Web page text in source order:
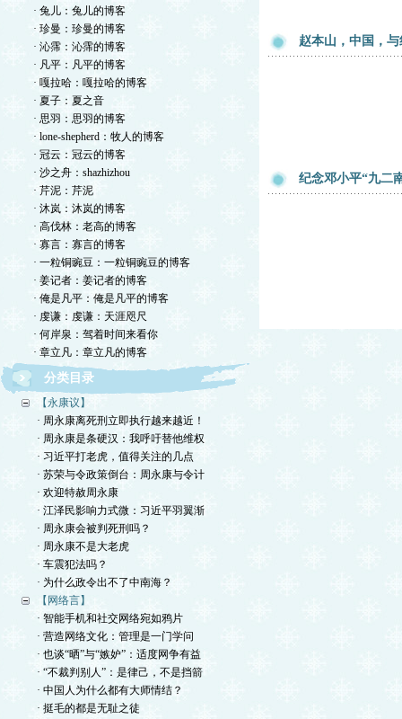
· 兔儿：兔儿的博客
· 珍曼：珍曼的博客
· 沁霈：沁霈的博客
· 凡平：凡平的博客
· 嘎拉哈：嘎拉哈的博客
· 夏子：夏之音
· 思羽：思羽的博客
· lone-shepherd：牧人的博客
· 冠云：冠云的博客
· 沙之舟：shazhizhou
· 芹泥：芹泥
· 沐岚：沐岚的博客
· 高伐林：老高的博客
· 寡言：寡言的博客
· 一粒铜豌豆：一粒铜豌豆的博客
· 姜记者：姜记者的博客
· 俺是凡平：俺是凡平的博客
· 虔谦：虔谦：天涯咫尺
· 何岸泉：驾着时间来看你
· 章立凡：章立凡的博客
分类目录
【永康议】
· 周永康离死刑立即执行越来越近！
· 周永康是条硬汉：我呼吁替他维权
· 习近平打老虎，值得关注的几点
· 苏荣与令政策倒台：周永康与令计
· 欢迎特赦周永康
· 江泽民影响力式微：习近平羽翼渐
· 周永康会被判死刑吗？
· 周永康不是大老虎
· 车震犯法吗？
· 为什么政令出不了中南海？
【网络言】
· 智能手机和社交网络宛如鸦片
· 营造网络文化：管理是一门学问
· 也谈“晒”与“嫉妒”：适度网争有益
· “不裁判别人”：是律己，不是挡箭
· 中国人为什么都有大师情结？
· 挺毛的都是无耻之徒
赵本山，中国，
纪念邓小平“九二